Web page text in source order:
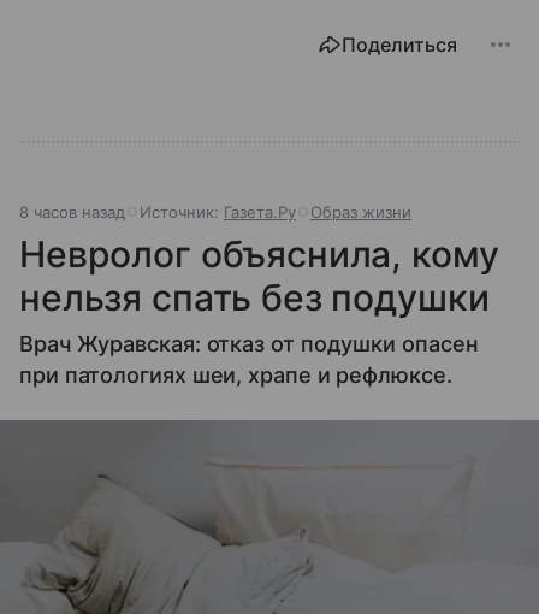
Поделиться
8 часов назад Источник: Газета.Ру Образ жизни
Невролог объяснила, кому
нельзя спать без подушки
Врач Журавская: отказ от подушки опасен
при патологиях шеи, храпе и рефлюксе.